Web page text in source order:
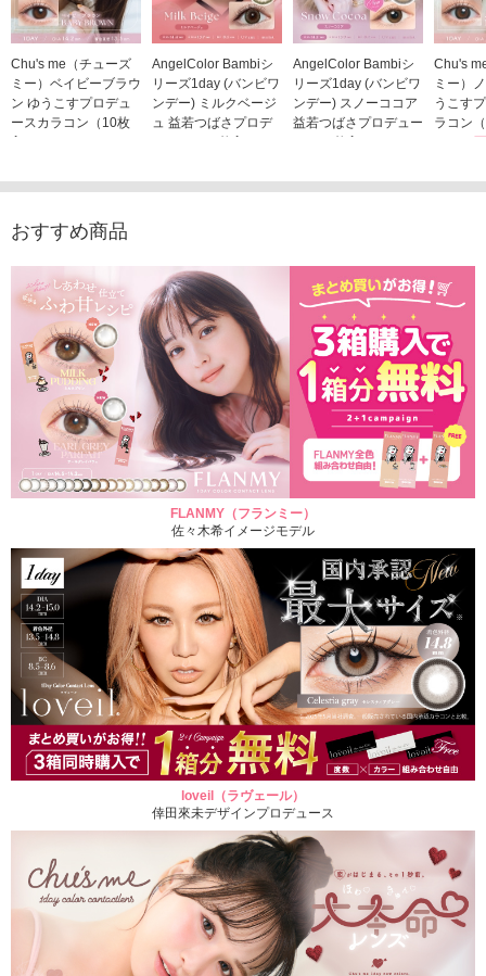
Chu's me（チューズ
ミー）ベイビーブラウ
ン ゆうこすプロデュ
ースカラコン（10枚
入り）
AngelColor Bambiシ
リーズ1day (バンビワ
ンデー) ミルクベージ
ュ 益若つばさプロデ
ュース（10枚入り）
AngelColor Bambiシ
リーズ1day (バンビワ
ンデー) スノーココア
益若つばさプロデュー
ス（10枚入り）
Chu's
ミー）
うこす
ラコン
おすすめ商品
FLANMY（フランミー）
佐々木希イメージモデル
loveil（ラヴェール）
倖田來未デザインプロデュース